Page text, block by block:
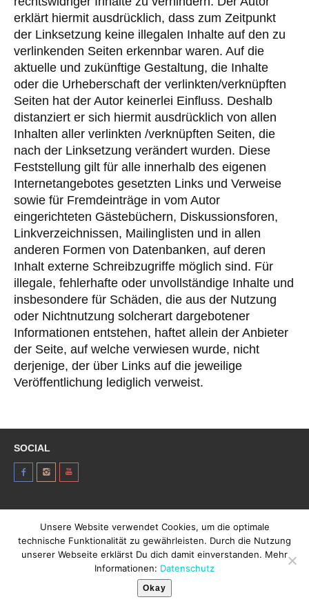
erklärt hiermit ausdrücklich, dass zum Zeitpunkt
der Linksetzung keine illegalen Inhalte auf den zu
verlinkenden Seiten erkennbar waren. Auf die
aktuelle und zukünftige Gestaltung, die Inhalte
oder die Urheberschaft der verlinkten/verknüpften
Seiten hat der Autor keinerlei Einfluss. Deshalb
distanziert er sich hiermit ausdrücklich von allen
Inhalten aller verlinkten /verknüpften Seiten, die
nach der Linksetzung verändert wurden. Diese
Feststellung gilt für alle innerhalb des eigenen
Internetangebotes gesetzten Links und Verweise
sowie für Fremdeinträge in vom Autor
eingerichteten Gästebüchern, Diskussionsforen,
Linkverzeichnissen, Mailinglisten und in allen
anderen Formen von Datenbanken, auf deren
Inhalt externe Schreibzugriffe möglich sind. Für
illegale, fehlerhafte oder unvollständige Inhalte und
insbesondere für Schäden, die aus der Nutzung
oder Nichtnutzung solcherart dargebotener
Informationen entstehen, haftet allein der Anbieter
der Seite, auf welche verwiesen wurde, nicht
derjenige, der über Links auf die jeweilige
Veröffentlichung lediglich verweist.
SOCIAL
© Aloha Center 2012 - 2026
Kontakt
Imprint
Strandbad Windgfällweiher
Teilnahmebedingungen
Unsere Website verwendet Cookies, um die optimale
technische Funktionalität zu gewährleisten. Durch die Nutzung
unserer Webseite erklärst Du dich damit einverstanden. Mehr
Informationen: Datenschutz
Okay